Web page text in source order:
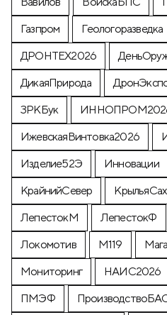
Газпром
Геологоразведка
ДРОНТЕХ2026
ДикаяПрирода
ЗРКБук
ИжевскаяВинтовка2026
Изделие52Э
Инновации
КрайнийСевер
ЛепестокМ
ЛепестокФ
Локомотив
М119
Мониторинг
НАИС2026
ПМЭФ